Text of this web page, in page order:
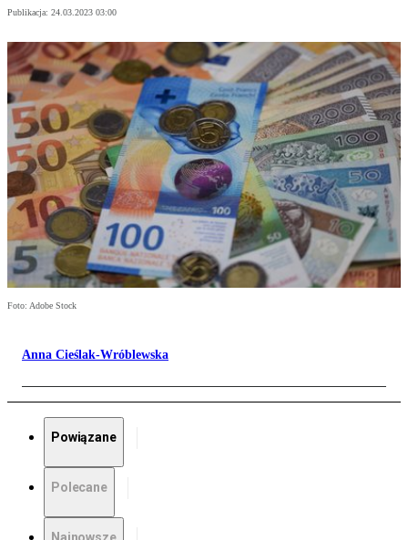
Publikacja: 24.03.2023 03:00
Foto: Adobe Stock
Anna Cieślak-Wróblewska
Powiązane
Polecane